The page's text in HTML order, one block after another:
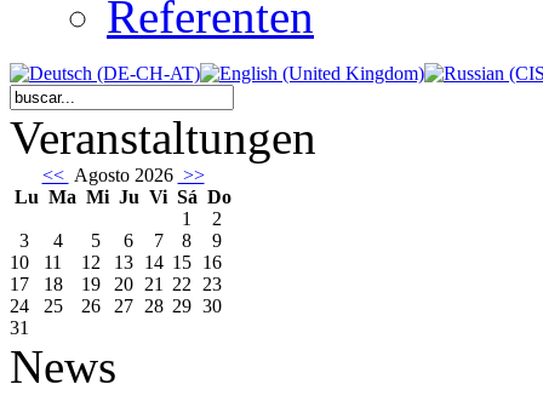
Referenten
Veranstaltungen
<< Agosto 2026 >>
Lu Ma Mi Ju Vi Sá Do
1
2
3
4 5 6 7 8
9
10
11 12 13 14 15 16
17
18 19 20 21 22 23
24
25 26 27 28 29 30
31
News